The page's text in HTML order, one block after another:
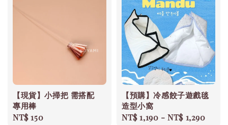
【現貨】小掃把 需搭配
專用棒
Regular
NT$ 150
【預購】冷感餃子遊戲毯
造型小窩
Regular
NT$ 1,190 -NT$ 1,290